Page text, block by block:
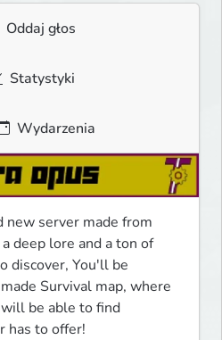
Oddaj głos
Statystyki
Wydarzenia
new server made from
deep lore and a ton of
discover, You'll be
Survival map, where
be able to find
has to offer!